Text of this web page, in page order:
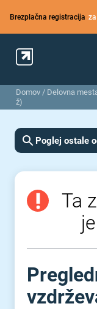
Brezplačna registracija
Domov / Delovna
ž)
Poglej ostale
Ta